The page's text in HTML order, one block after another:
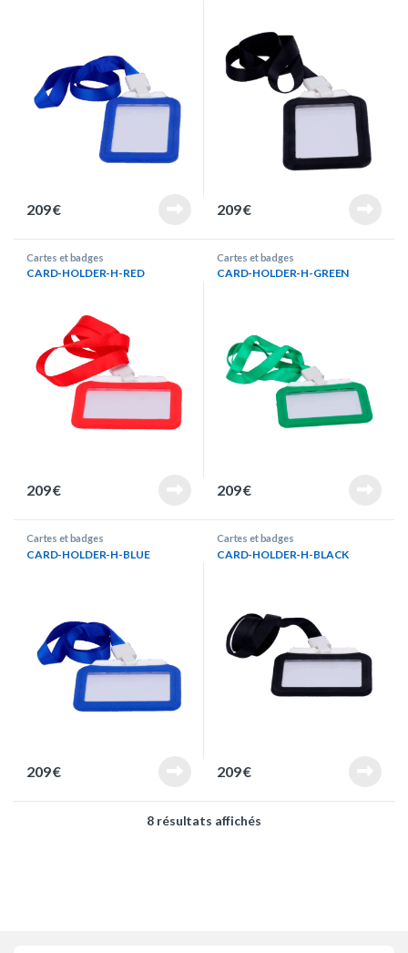
209€ 209€
Cartes et badges
CARD-HOLDER-H-RED
209€
Cartes et badges
CARD-HOLDER-H-GREEN
209€
Cartes et badges
CARD-HOLDER-H-BLUE
209€
Cartes et badges
CARD-HOLDER-H-BLACK
209€
8 résultats affichésTrié du plus récent au